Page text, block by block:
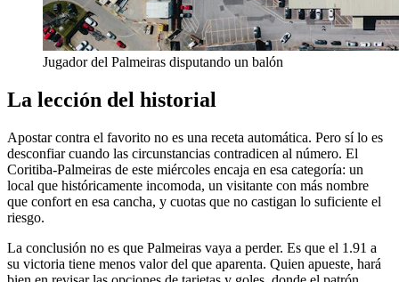
Jugador del Palmeiras disputando un balón
La lección del historial
Apostar contra el favorito no es una receta automática. Pero sí lo es
desconfiar cuando las circunstancias contradicen al número. El
Coritiba-Palmeiras de este miércoles encaja en esa categoría: un
local que históricamente incomoda, un visitante con más nombre
que confort en esa cancha, y cuotas que no castigan lo suficiente el
riesgo.
La conclusión no es que Palmeiras vaya a perder. Es que el 1.91 a
su victoria tiene menos valor del que aparenta. Quien apueste, hará